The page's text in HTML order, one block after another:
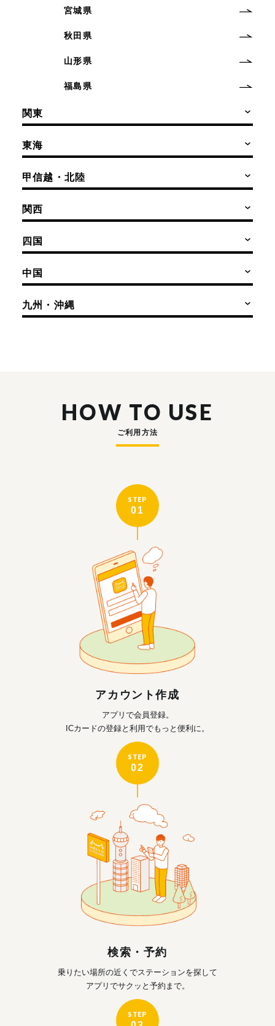
宮城県
秋田県
山形県
福島県
関東
東海
甲信越・北陸
関西
四国
中国
九州・沖縄
HOW TO USE
ご利用方法
STEP
01
アカウント作成
アプリで会員登録。
ICカードの登録と利用でもっと便利に。
STEP
02
検索・予約
乗りたい場所の近くでステーションを探して
アプリでサクッと予約まで。
STEP